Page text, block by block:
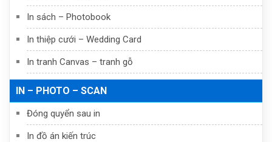
In sách – Photobook
In thiệp cưới – Wedding Card
In tranh Canvas – tranh gỗ
IN – PHOTO – SCAN
Đóng quyển sau in
In đồ án kiến trúc